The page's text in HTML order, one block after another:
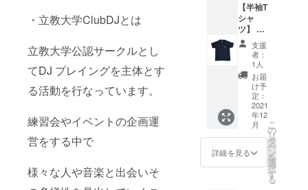
・立教大学ClubDJとは
立教大学公認サークルとし
てDJ プレイングを主体とす
る活動を行なっています。
練習会やイベントの企画運
営をする中で
様々な人や音楽と出会いそ
【半袖T
シャ
ツ】 サ
イズを
〈M/L/X
L/2XL〉
の中か
らお選
びいた
だけま
す。ご
希望の
サイズ
を備考
欄にて
ご記載
支援
者：
1人
お届
け予
定：
2021
年12
月
詳細を見る
こ
の
リ
タ
ー
ン
を
選
択
す
る